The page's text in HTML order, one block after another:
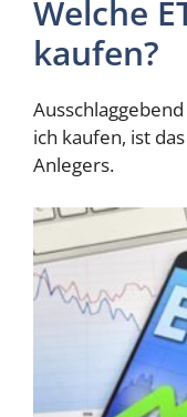
Welche
kaufen?
ich kaufen, ist
Anlegers.